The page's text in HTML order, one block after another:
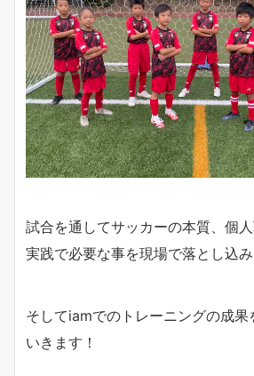
試合を通してサッカーの本質、個人
実践で必要な事を現場で落とし込み
そしてiamでのトレーニングの成果
いきます！